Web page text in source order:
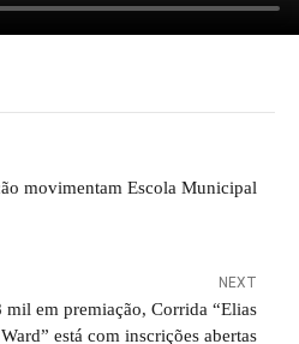
movimentam Escola Municipal
NEXT
mil em premiação, Corrida “Elias
Ward” está com inscrições abertas